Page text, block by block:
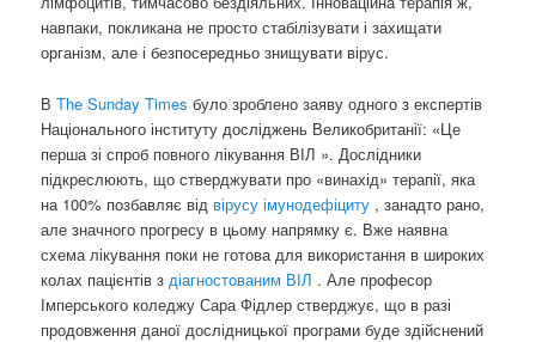
навпаки, покликана не просто стабілізувати і захищати
організм, але і безпосередньо знищувати вірус.
ВThe Sunday Timesбуло зроблено заяву одного з експертів
Національного інституту досліджень Великобританії: «Це
перша зі спроб повного лікування ВІЛ ». Дослідники
підкреслюють, що стверджувати про «винахід» терапії, яка
на 100% позбавляє від вірусу імунодефіциту , занадто рано,
але значного прогресу в цьому напрямку є. Вже наявна
схема лікування поки не готова для використання в широких
колах пацієнтів з діагностованим ВІЛ . Але професор
Імперського коледжу Сара Фідлер стверджує, що в разі
продовження даної дослідницької програми буде здійснений